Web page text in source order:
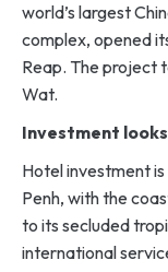
world’s largest
complex, opened
Reap. The project
Wat.
Investment
Hotel investment
Penh, with the
to its secluded
international